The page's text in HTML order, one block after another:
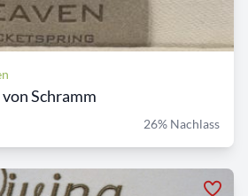
Schramm
26% Nachlass